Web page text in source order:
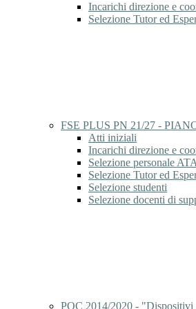
Incarichi direzione e
Selezione Tutor ed
FSE PLUS PN 21/27 -
Atti iniziali
Incarichi direzione e
Selezione personale ATA
Selezione Tutor ed
Selezione studenti
Selezione docenti di
POC 2014/2020 -